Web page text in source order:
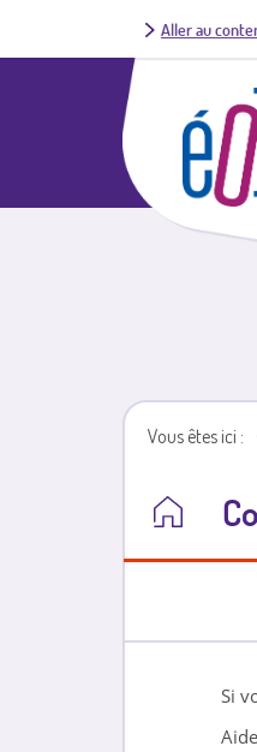
Aller au
Vous êtes ici
Si